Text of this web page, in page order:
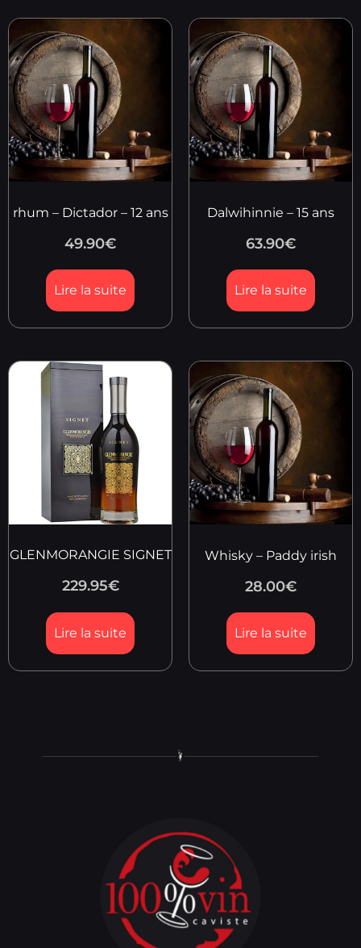
rhum – Dictador – 12 ans
49.90€
Lire la suite
Dalwihinnie – 15 ans
63.90€
Lire la suite
GLENMORANGIE SIGNET
229.95€
Lire la suite
Whisky – Paddy irish
28.00€
Lire la suite